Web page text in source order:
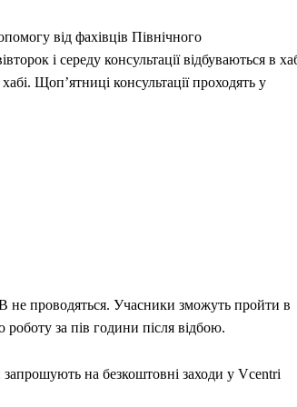
від фахівців Північного
і середу консультації відбуваються в
Щоп’ятниці консультації проходять у
не проводяться. Учасники зможуть пройти в
за пів години після відбою.
на безкоштовні заходи у Vcentri